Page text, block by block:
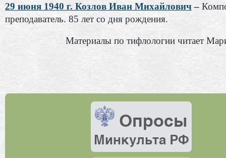
29 июня 1940 г. Козлов Иван Михайлович–
преподаватель. 85 лет со дня рождения.
Материалы по тифлологии читает